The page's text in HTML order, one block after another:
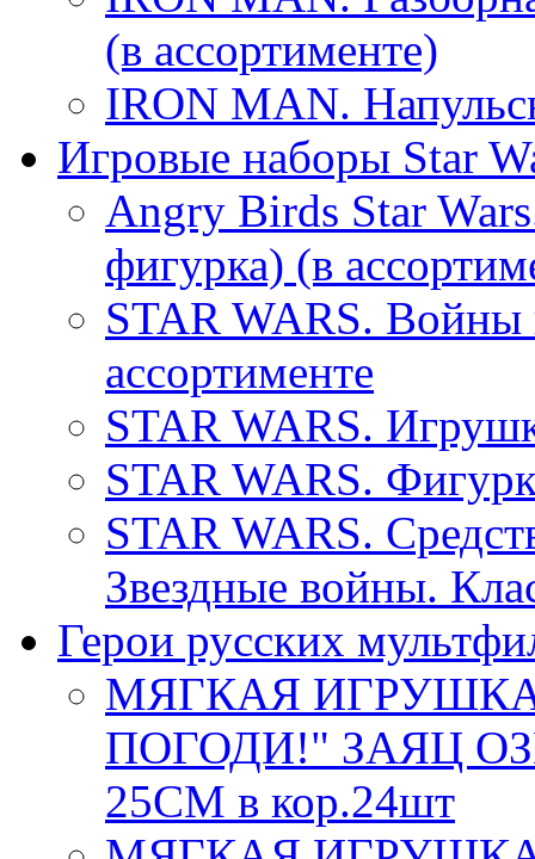
(в ассортименте)
IRON MAN.
Игровые наборы Star
Angry Birds Star
фигурка) (в
STAR WARS. Войны
ассортименте
STAR WARS.
STAR WARS.
STAR WARS.
Звездные войны.
Герои русских
МЯГКАЯ
ПОГОДИ!" ЗАЯЦ
25СМ в кор.24шт